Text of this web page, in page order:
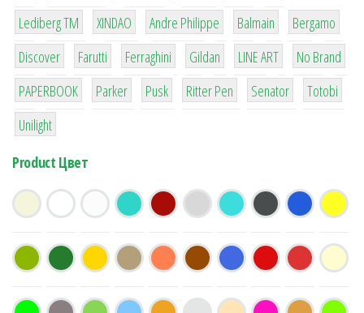
3
Lediberg ТМ
3
XINDAO
1
Andre Philippe
4
Balmain
26
Bergamo
64
Discover
299
Farutti
4
Ferraghini
42
Gildan
4
LINE ART
90
No Brand
8
PAPERBOOK
6
Parker
2
Pusk
22
Ritter Pen
15
Senator
43
Totobi
1
Unilight
Product Цвет